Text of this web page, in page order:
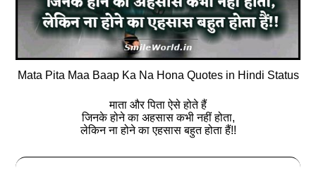
Mata Pita Maa Baap Ka Na Hona Quotes in Hindi Status
माता और पिता ऐसे होते हैं
जिनके होने का अहसास कभी नहीं होता,
लेकिन ना होने का एहसास बहुत होता हैं!!